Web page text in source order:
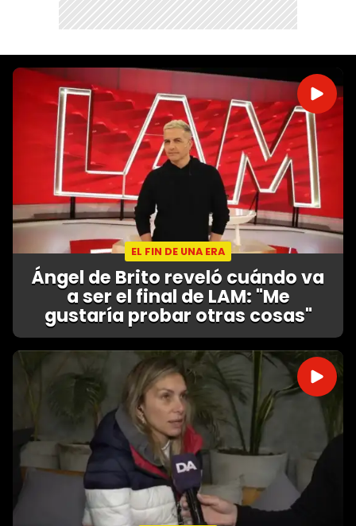
EL FIN DE UNA ERA
Ángel de Brito reveló cuándo va
a ser el final de LAM: "Me
gustaría probar otras cosas"